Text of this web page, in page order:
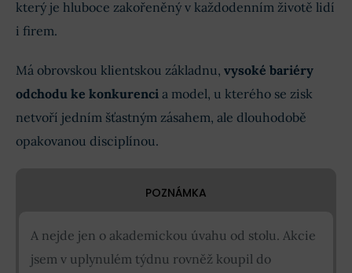
který je hluboce zakořeněný v každodenním životě lidí
i firem.
Má obrovskou klientskou základnu, vysoké bariéry
odchodu ke konkurenci a model, u kterého se zisk
netvoří jedním šťastným zásahem, ale dlouhodobě
opakovanou disciplínou.
POZNÁMKA
A nejde jen o akademickou úvahu od stolu. Akcie
jsem v uplynulém týdnu rovněž koupil do